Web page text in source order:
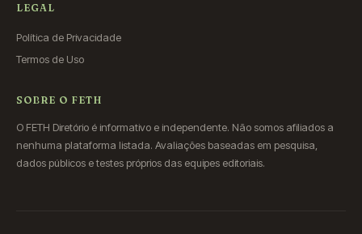
LEGAL
Política de Privacidade
Termos de Uso
SOBRE O FETH
O FETH Diretório é informativo e independente. Não somos afiliados a
nenhuma plataforma listada. Avaliações baseadas em pesquisa,
dados públicos e testes próprios das equipes editoriais.